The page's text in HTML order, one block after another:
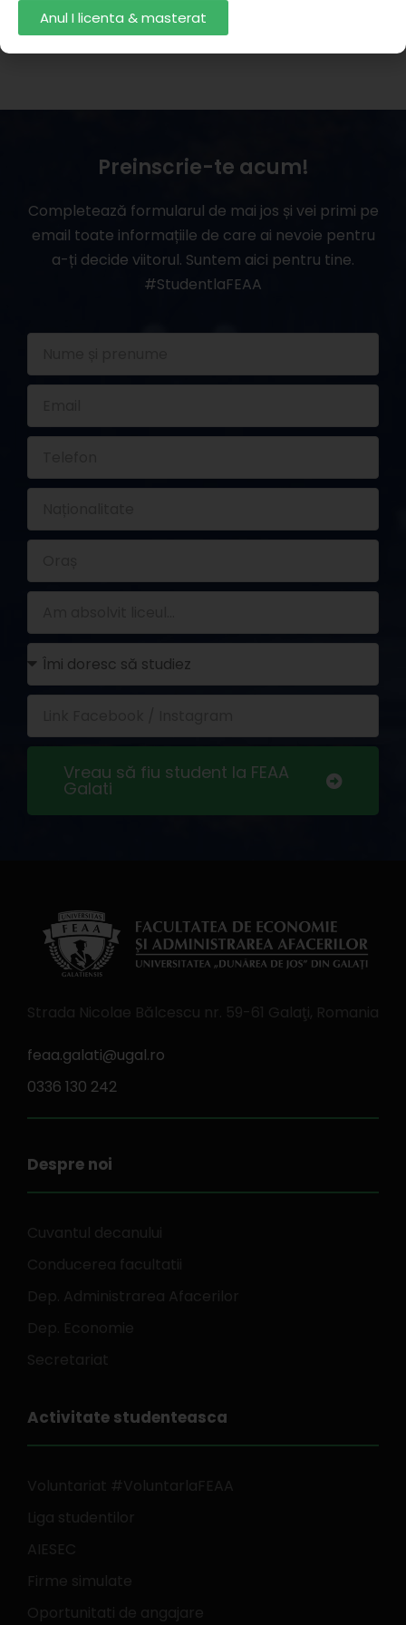
Preinscrie-te acum!
Completează formularul de mai jos și vei primi pe
email toate informațiile de care ai nevoie pentru
a-ți decide viitorul. Suntem aici pentru tine.
#StudentlaFEAA
Vreau să fiu student la FEAA
Galati
Strada Nicolae Bălcescu nr. 59-61 Galaţi, Romania
feaa.galati@ugal.ro
0336 130 242
Despre noi
Cuvantul decanului
Conducerea facultatii
Dep. Administrarea Afacerilor
Dep. Economie
Secretariat
Activitate studenteasca
Voluntariat #VoluntarlaFEAA
Liga studentilor
AIESEC
Firme simulate
Oportunitati de angajare
Anul I licenta & masterat